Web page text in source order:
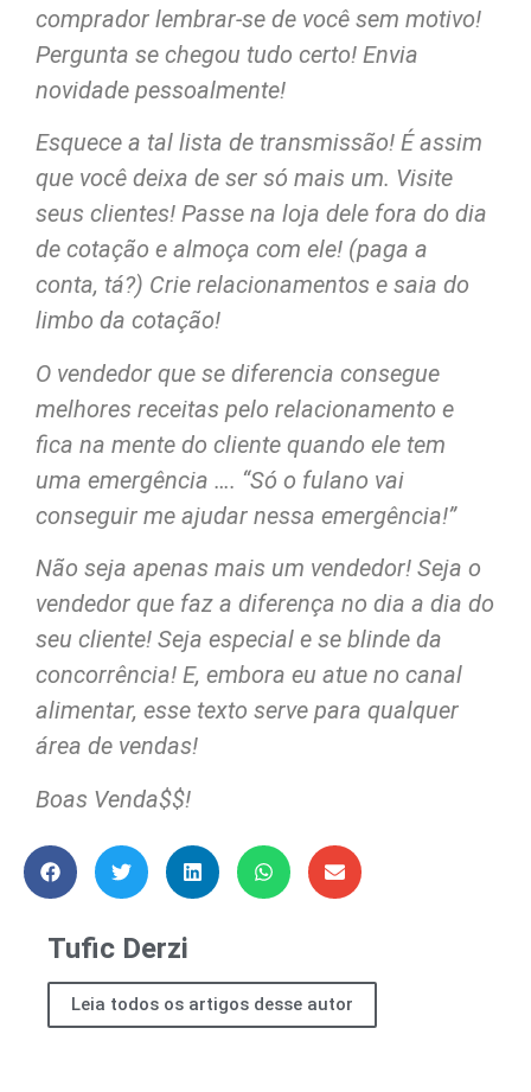
comprador lembrar-se de você sem motivo!
Pergunta se chegou tudo certo! Envia
novidade pessoalmente!
Esquece a tal lista de transmissão! É assim
que você deixa de ser só mais um. Visite
seus clientes! Passe na loja dele fora do dia
de cotação e almoça com ele! (paga a
conta, tá?) Crie relacionamentos e saia do
limbo da cotação!
O vendedor que se diferencia consegue
melhores receitas pelo relacionamento e
fica na mente do cliente quando ele tem
uma emergência …. “Só o fulano vai
conseguir me ajudar nessa emergência!”
Não seja apenas mais um vendedor! Seja o
vendedor que faz a diferença no dia a dia do
seu cliente! Seja especial e se blinde da
concorrência! E, embora eu atue no canal
alimentar, esse texto serve para qualquer
área de vendas!
Boas Venda$$!
Tufic Derzi
Leia todos os artigos desse autor